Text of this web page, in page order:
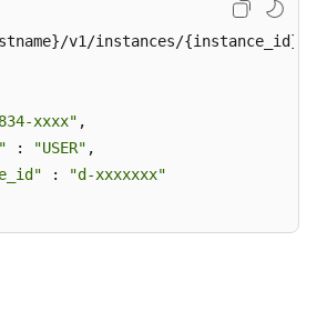
v1/instances/
xxxx" ,
: "USER" ,
:
"d-xxxxxxx"